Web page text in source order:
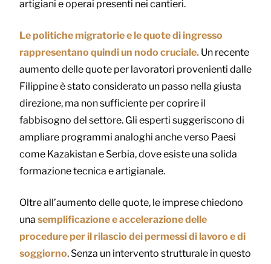
artigiani e operai presenti nei cantieri.
Le politiche migratorie e le quote di ingresso
rappresentano quindi un nodo cruciale. Un recente
aumento delle quote per lavoratori provenienti dalle
Filippine è stato considerato un passo nella giusta
direzione, ma non sufficiente per coprire il
fabbisogno del settore. Gli esperti suggeriscono di
ampliare programmi analoghi anche verso Paesi
come Kazakistan e Serbia, dove esiste una solida
formazione tecnica e artigianale.
Oltre all’aumento delle quote, le imprese chiedono
una semplificazione e accelerazione delle
procedure per il rilascio dei permessi di lavoro e di
soggiorno. Senza un intervento strutturale in questo